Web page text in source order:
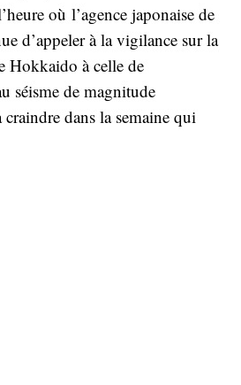
où l’agence japonaise de
d’appeler à la vigilance sur la
Hokkaido à celle de
séisme de magnitude
craindre dans la semaine qui